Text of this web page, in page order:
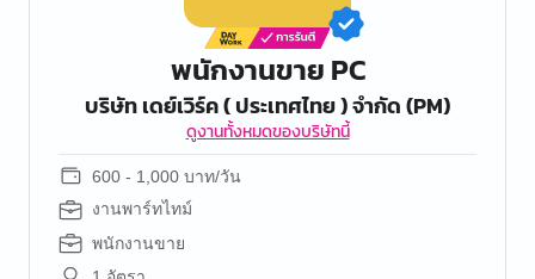
พนักงานขาย PC
บริษัท เดย์เวิร์ค ( ประเทศไทย ) จำกัด (PM)
ดูงานทั้งหมดของบริษัทนี้
600 - 1,000 บาท/วัน
งานพาร์ทไทม์
พนักงานขาย